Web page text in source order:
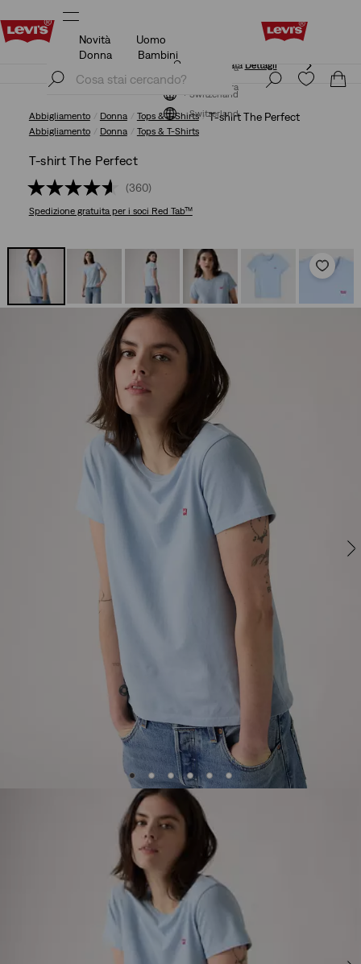
Politica di spedizione e resi aggiornata
Iscriviti ora
Switzerland
Novità
Uomo
Donna
Bambini
Politica di spedizione e resi aggiornata Dettagli
Iscriviti ora
Switzerland
Abbigliamento Donna Tops & T-Shirts T-shirt The Perfect
Abbigliamento Donna Tops & T-Shirts
T-shirt The Perfect
(360)
Spedizione gratuitaper i soci Red Tab™